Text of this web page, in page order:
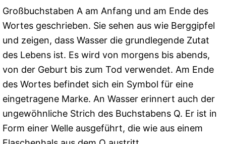
Großbuchstaben A am Anfang und am Ende des
Wortes geschrieben. Sie sehen aus wie Berggipfel
und zeigen, dass Wasser die grundlegende Zutat
des Lebens ist. Es wird von morgens bis abends,
von der Geburt bis zum Tod verwendet. Am Ende
des Wortes befindet sich ein Symbol für eine
eingetragene Marke. An Wasser erinnert auch der
ungewöhnliche Strich des Buchstabens Q. Er ist in
Form einer Welle ausgeführt, die wie aus einem